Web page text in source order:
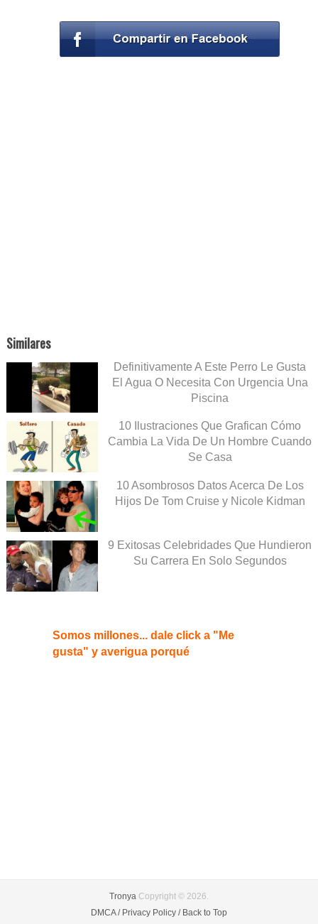
Similares
Definitivamente A Este Perro Le Gusta
El Agua O Necesita Con Urgencia Una
Piscina
10 Ilustraciones Que Grafican Cómo
Cambia La Vida De Un Hombre Cuando
Se Casa
10 Asombrosos Datos Acerca De Los
Hijos De Tom Cruise y Nicole Kidman
9 Exitosas Celebridades Que Hundieron
Su Carrera En Solo Segundos
Somos millones... dale click a "Me
gusta" y averigua porqué
Tronya Copyright © 2026.
DMCA / Privacy Policy / Back to Top